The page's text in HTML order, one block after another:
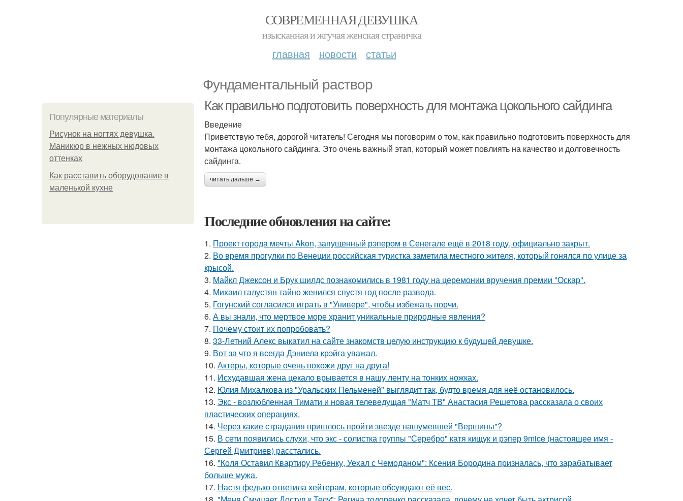
СОВРЕМЕННАЯ ДЕВУШКА
изысканная и жгучая женская страничка
главная новости статьи
Фундаментальный раствор
Популярные материалы
Рисунок на ногтях девушка.
Маникюр в нежных нюдовых
оттенках
Как расставить оборудование в
маленькой кухне
Как правильно подготовить поверхность для монтажа цокольного сайдинга
Введение
Приветствую тебя, дорогой читатель! Сегодня мы поговорим о том, как правильно подготовить поверхность для
монтажа цокольного сайдинга. Это очень важный этап, который может повлиять на качество и долговечность
сайдинга.
читать дальше →
Последние обновления на сайте:
1. Проект города мечты Akon, запущенный рэпером в Сенегале ещё в 2018 году, официально закрыт.
2. Во время прогулки по Венеции российская туристка заметила местного жителя, который гонялся по улице за
крысой.
3. Майкл Джексон и Брук шилдс познакомились в 1981 году на церемонии вручения премии "Оскар".
4. Михаил галустян тайно женился спустя год после развода.
5. Гогунский согласился играть в "Универе", чтобы избежать порчи.
6. А вы знали, что мертвое море хранит уникальные природные явления?
7. Почему стоит их попробовать?
8. 33-Летний Алекс выкатил на сайте знакомств целую инструкцию к будущей девушке.
9. Вот за что я всегда Дэниела крэйга уважал.
10. Актеры, которые очень похожи друг на друга!
11. Исхудавшая жена цекало врывается в нашу ленту на тонких ножках.
12. Юлия Михалкова из "Уральских Пельменей" выглядит так, будто время для неё остановилось.
13. Экс - возлюбленная Тимати и новая телеведущая "Матч ТВ" Анастасия Решетова рассказала о своих
пластических операциях.
14. Через какие страдания пришлось пройти звезде нашумевшей "Вершины"?
15. В сети появились слухи, что экс - солистка группы "Серебро" катя кищук и рэпер 9mice (настоящее имя -
Сергей Дмитриев) расстались.
16. "Коля Оставил Квартиру Ребенку, Уехал с Чемоданом": Ксения Бородина призналась, что зарабатывает
больше мужа.
17. Настя федько ответила хейтерам, которые обсуждают её вес.